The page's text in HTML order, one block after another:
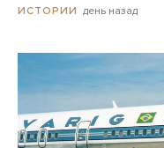
ИСТОРИИ день назад